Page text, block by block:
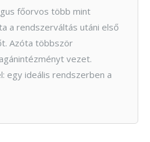
főorvos több mint
a rendszerváltás utáni első
Azóta többször
vezet.
egy ideális rendszerben a